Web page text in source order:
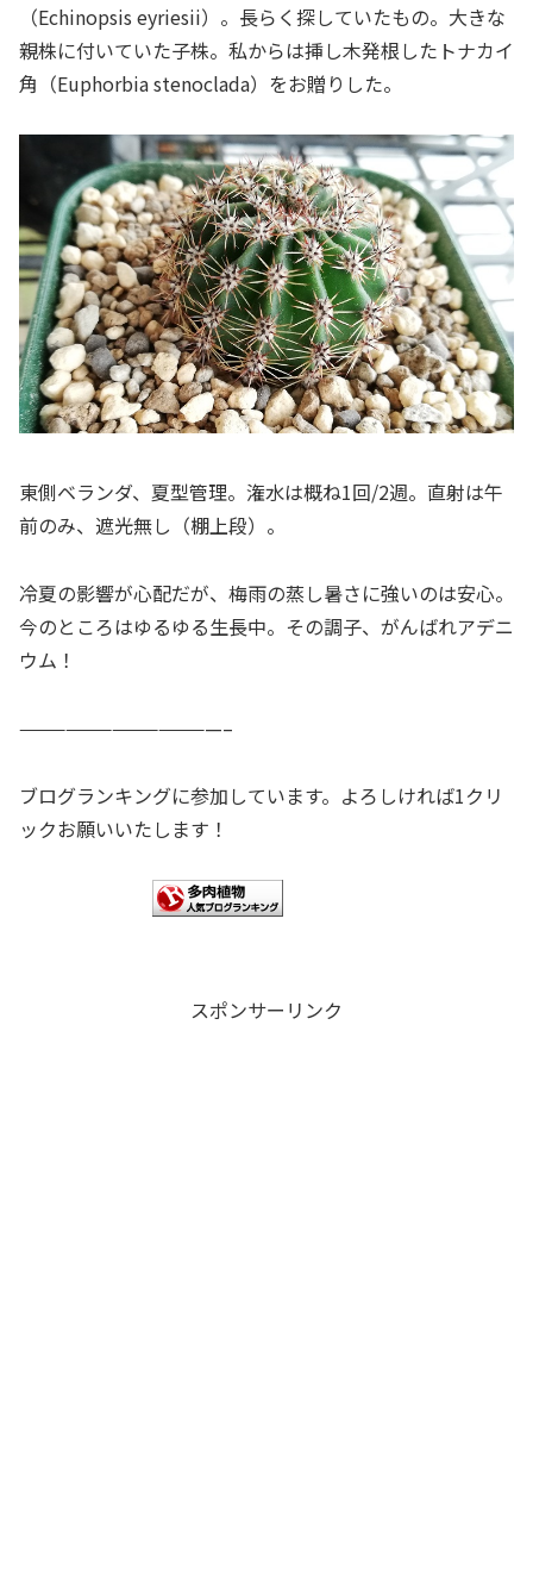
（Echinopsis eyriesii）。長らく探していたもの。大きな
親株に付いていた子株。私からは挿し木発根したトナカイ
角（Euphorbiastenoclada）をお贈りした。
東側ベランダ、夏型管理。潅水は概ね1回/2週。直射は午
前のみ、遮光無し（棚上段）。
冷夏の影響が心配だが、梅雨の蒸し暑さに強いのは安心。
今のところはゆるゆる生長中。その調子、がんばれアデニ
ウム！
—————————————–
ブログランキングに参加しています。よろしければ1クリ
ックお願いいたします！
スポンサーリンク